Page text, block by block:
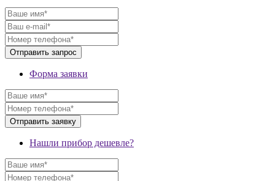
Форма заявки
Нашли прибор дешевле?